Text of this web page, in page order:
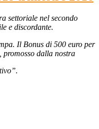
settoriale nel secondo
e discordante.
Il Bonus di 500 euro per
promosso dalla nostra
”.